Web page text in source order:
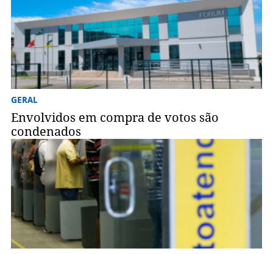
GERAL
Envolvidos em compra de votos são
condenados